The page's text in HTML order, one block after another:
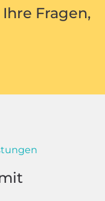
Fragen,